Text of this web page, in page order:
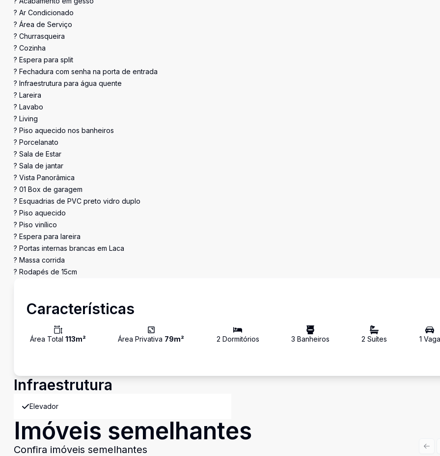
? Ar Condicionado
? Área de Serviço
? Churrasqueira
? Cozinha
? Espera para split
? Fechadura com senha na porta de entrada
? Infraestrutura para água quente
? Lareira
? Lavabo
? Living
? Piso aquecido nos banheiros
? Porcelanato
? Sala de Estar
? Sala de jantar
? Vista Panorâmica
? 01 Box de garagem
? Esquadrias de PVC preto vidro duplo
? Piso aquecido
? Piso vinílico
? Espera para lareira
? Portas internas brancas em Laca
? Massa corrida
? Rodapés de 15cm
Características
Área Total 113m² Área Privativa 79m² 2 Dormitórios 3 Banheiros 2 Suítes 1 Vaga
Infraestrutura
Elevador
Imóveis semelhantes
Confira imóveis semelhantes